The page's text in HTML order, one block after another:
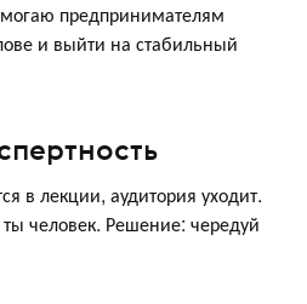
предпринимателям
и выйти на стабильный
в лекции, аудитория уходит.
человек. Решение: чередуй